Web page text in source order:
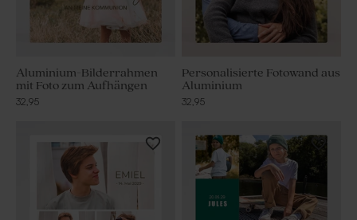
Aluminium-Bilderrahmen
mit Foto zum Aufhängen
32,95
Personalisierte Fotowand aus
Aluminium
32,95